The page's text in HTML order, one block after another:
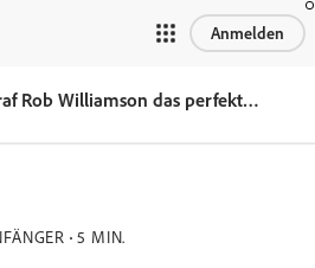
Anmelden
Wie Fotograf Rob Williamson das perfekte Shooting plant.
5 MIN.